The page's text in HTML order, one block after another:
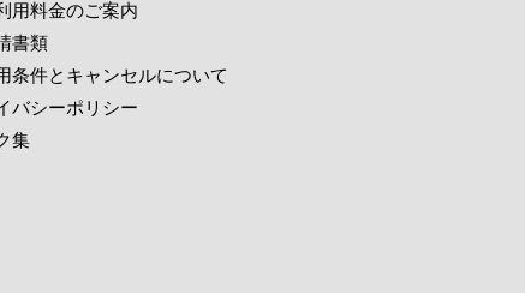
用料金のご案内
書類
条件とキャンセルについて
バシーポリシー
集